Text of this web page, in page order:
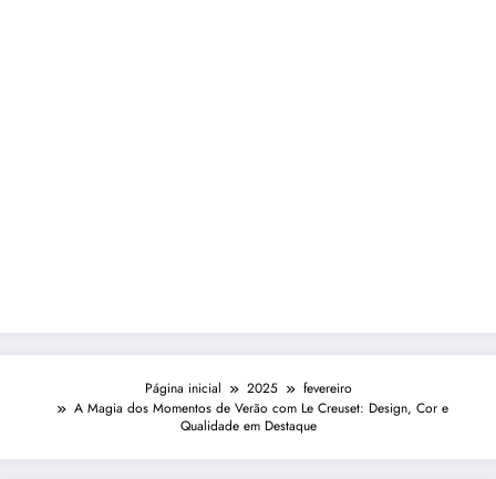
Página inicial 2025
fevereiro
A Magia dos Momentos de Verão com Le Creuset: Design, Cor e
Qualidade em Destaque